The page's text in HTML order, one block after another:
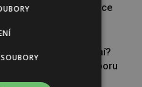
asistovaná reprodukce
systém v ohrožení?
moderní nutriční podporu